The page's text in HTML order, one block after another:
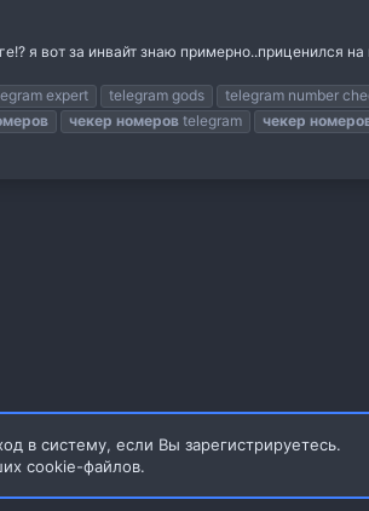
я вот за инвайт знаю примерно..приценился
expert telegram gods telegram number
чекер номеров telegram чекер
в систему, если Вы зарегистрируетесь.
cookie-файлов.